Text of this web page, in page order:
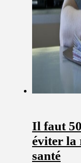
Il faut
éviter la
santé